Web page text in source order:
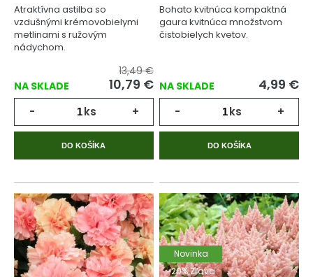
Atraktívna astilba so
vzdušnými krémovobielymi
metlinami s ružovým
nádychom.
NA SKLADE
13,49 €
10,79 €
- ks +
DO KOŠÍKA
Bohato kvitnúca kompaktná
gaura kvitnúca množstvom
čistobielych kvetov.
NA SKLADE 4,99 €
- ks +
DO KOŠÍKA
Novinka
-20% Zľava